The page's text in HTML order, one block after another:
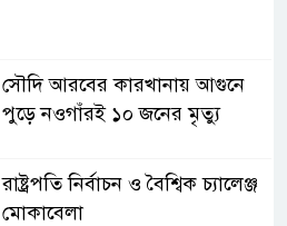
সৌদি আরবের কারখানায় আগুনে
পুড়ে নওগাঁরই ১০ জনের মৃত্যু
রাষ্ট্রপতি নির্বাচন ও বৈশ্বিক চ্যালেঞ্জ
মোকাবেলা